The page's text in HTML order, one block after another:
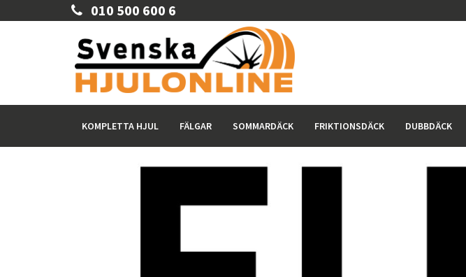
010 500 600 6
KOMPLETTA HJUL FÄLGAR SOMMARDÄCK FRIKTIONSDÄCK DUBBDÄCK